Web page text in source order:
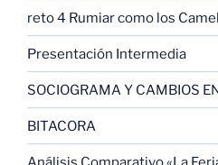
reto 4 Rumiar como los
Presentación Intermedia
SOCIOGRAMA Y CAMBIOS
BITACORA